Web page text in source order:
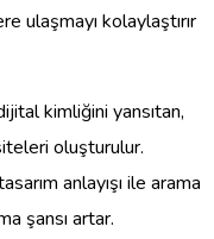
ulaşmayı kolaylaştırır
kimliğini yansıtan,
oluşturulur.
anlayışı ile arama
şansı artar.